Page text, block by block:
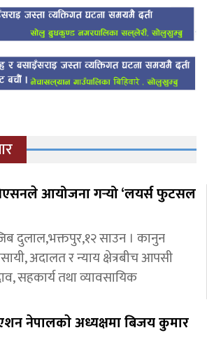
आयोजना गर्‍यो ‘लयर्स फुटसल
दुलाल,भक्तपुर,१२ साउन । कानुन
अदालत र न्याय क्षेत्रबीच आपसी
सहकार्य तथा व्यावसायिक
नेपालकाे अध्यक्षमा बिजय कुमार